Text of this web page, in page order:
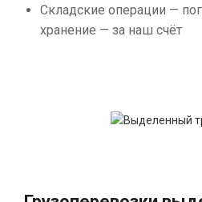
Складские операции —
хранение — за наш счёт